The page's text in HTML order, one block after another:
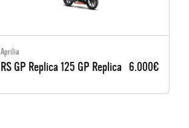
Aprilia
RS GP Replica 125 GP Replica 6.000€